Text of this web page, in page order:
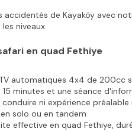
accidentés de Kayaköy avec
niveaux.
en quad Fethiye
automatiques 4x4 de 200cc
15 minutes et une séance
ni expérience préalable
solo ou en tandem
effective en quad Fethiye,